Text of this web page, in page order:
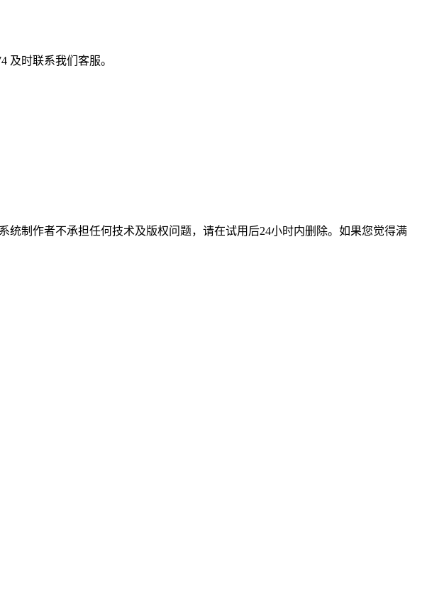
及时联系我们客服。
制作者不承担任何技术及版权问题，请在试用后24小时内删除。如果您觉得满